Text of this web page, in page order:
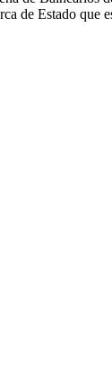
de Estado que